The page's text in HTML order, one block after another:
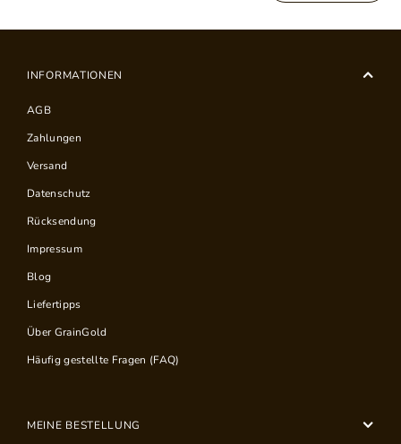
INFORMATIONEN
AGB
Zahlungen
Versand
Datenschutz
Rücksendung
Impressum
Blog
Liefertipps
Über GrainGold
Häufig gestellte Fragen (FAQ)
MEINE BESTELLUNG